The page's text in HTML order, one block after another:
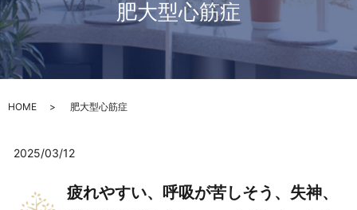
肥大型心筋症
HOME 肥大型心筋症
2025/03/12
疲れやすい、呼吸が苦しそう、失神、